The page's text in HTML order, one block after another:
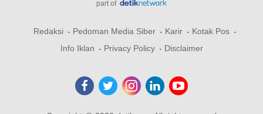
part of
Redaksi Pedoman Media Siber Karir
Kotak Pos
Info Iklan
Privacy Policy Disclaimer